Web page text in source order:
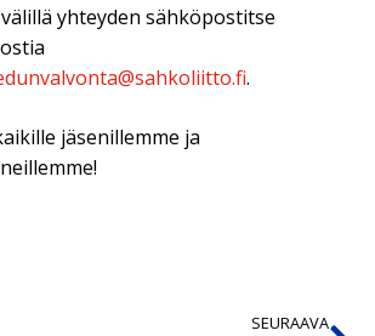
yhteyden sähköpostitse
.
jäsenillemme ja
SEURAAVA